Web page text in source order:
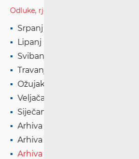
Odluke, rješenja i presude
Srpanj '26
Lipanj '26
Svibanj '26
Travanj '26
Ožujak '26
Veljača '26
Siječanj '26
Arhiva '25
Arhiva '24
Arhiva '23